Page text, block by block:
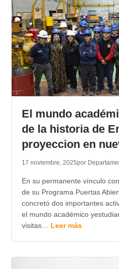
El mundo
de la historia de
proyeccion en
17 noviembre, 2025por
En su permanente vínculo
de su Programa Puertas
concretó dos importantes
el mundo académico
visitas… Leer más